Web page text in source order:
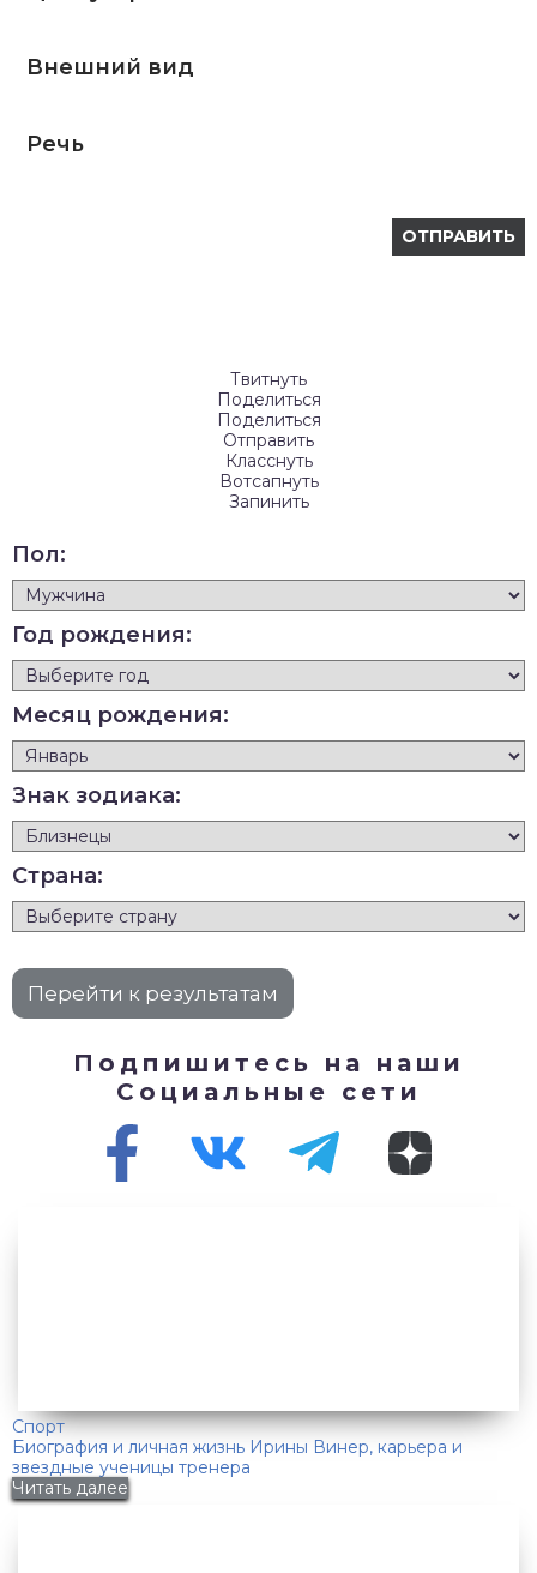
Внешний вид
Речь
Твитнуть
Поделиться
Поделиться
Отправить
Класснуть
Вотсапнуть
Запинить
Пол:
Год рождения:
Месяц рождения:
Знак зодиака:
Страна:
Подпишитесь на наши
Социальные сети
Спорт
Биография и личная жизнь Ирины Винер, карьера и
звездные ученицы тренера
Читать далее